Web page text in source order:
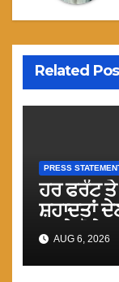
Related
PRESS
ਹਰ ਫਰੰਟ
ਸ਼ਹਾਦਤਾਂ
ਹਮਲੇ ਹੋਣੇ
AUG 6, 2026